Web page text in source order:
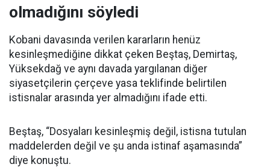
olmadığını söyledi
Kobani davasında verilen kararların henüz
kesinleşmediğine dikkat çeken Beştaş, Demirtaş,
Yüksekdağ ve aynı davada yargılanan diğer
siyasetçilerin çerçeve yasa teklifinde belirtilen
istisnalar arasında yer almadığını ifade etti.
Beştaş, “Dosyaları kesinleşmiş değil, istisna tutulan
maddelerden değil ve şu anda istinaf aşamasında”
diye konuştu.